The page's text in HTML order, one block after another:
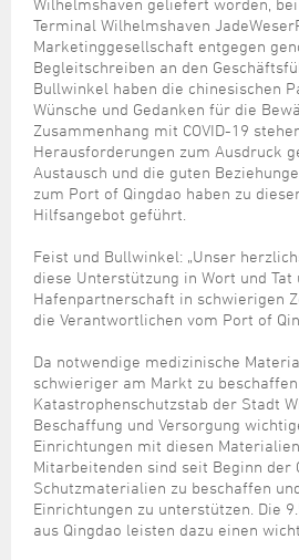
Umwelt-, Natur- und Klimaschutz
Verkehr und Mobilität
Wohnen, Bauen
Wahlen
Schule
Sterbefall
Studium
Umzug und Neubürger
Wohnen und Verbrauchen
Formulare
Online-Terminvergabe
Politik & Verwaltung
Pressemitteilungen
Ratsinformationssystem
Städtische Dienststellen
Telefonverzeichnis
Wirtschaftsstruktur
Regionale Kooperationen
Unternehmensnachfolge
Unterstützung für ExistenzgründerInnen
Zukunftsregion JadeBay
Stadtarchiv
Stadtbibliothek
Volkshochschule
Weiterbildung
Stadt Wilhelmshaven
Unterkünfte
Kulturzentrum Pumpwerk
Maritime Meile
Museen und Ausstellungen
Schiffe, Häfen und Meer erleben
Sportangebot
Städtepartnerschaften
Tag des offenen Denkmals
Veranstaltungsorte
Terminal Wilhelmshaven
Marketinggesellschaft entgegen
Begleitschreiben an den
Bullwinkel haben die chinesischen
Wünsche und Gedanken für die
Zusammenhang mit COVID-19
Herausforderungen zum Ausdruck
Austausch und die guten
zum Port of Qingdao haben zu
Hilfsangebot geführt.
Feist und Bullwinkel: „Unser
diese Unterstützung in Wort und Tat
Hafenpartnerschaft in schwierigen
die Verantwortlichen vom Port of
Da notwendige medizinische
schwieriger am Markt zu
Katastrophenschutzstab der Stadt
Beschaffung und Versorgung
Einrichtungen mit diesen
Mitarbeitenden sind seit Beginn der
Schutzmaterialien zu beschaffen
Einrichtungen zu unterstützen. Die
aus Qingdao leisten dazu einen